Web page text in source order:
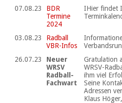
07.08.23
BDR
Termine
2024
IHier findet
03.08.23
Radball
VBR-Infos
26.07.23
Neuer
WRSV
Radball-
Fachwart
Gratulation
WRSV-
ihm viel
Seine
Adressen
Klaus